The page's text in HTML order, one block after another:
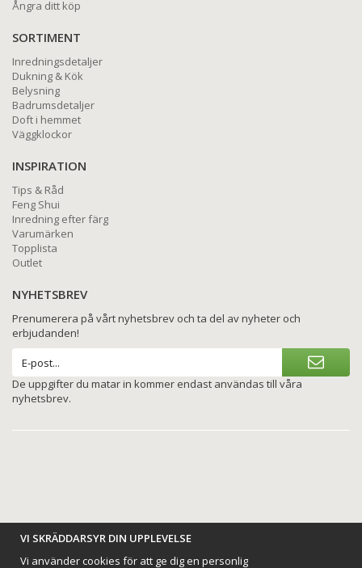
Ångra ditt köp
SORTIMENT
Inredningsdetaljer
Dukning & Kök
Belysning
Badrumsdetaljer
Doft i hemmet
Väggklockor
INSPIRATION
Tips & Råd
Feng Shui
Inredning efter färg
Varumärken
Topplista
Outlet
NYHETSBREV
Prenumerera på vårt nyhetsbrev och ta del av nyheter och
erbjudanden!
De uppgifter du matar in kommer endast användas till våra
nyhetsbrev.
BETALNINGSALTERNATIV
VI SKRÄDDARSYR DIN UPPLEVELSE
Vi använder cookies för att ge dig en personlig